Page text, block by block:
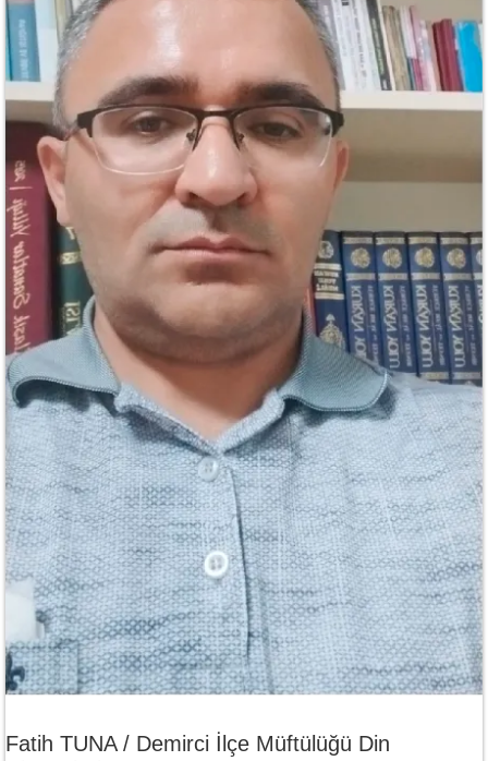
Fatih TUNA / Demirci İlçe Müftülüğü Din